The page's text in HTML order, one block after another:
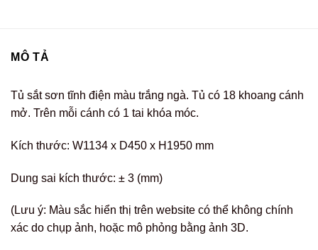
MÔ TẢ
Tủ sắt sơn tĩnh điện màu trắng ngà. Tủ có 18 khoang cánh
mở. Trên mỗi cánh có 1 tai khóa móc.
Kích thước: W1134 x D450 x H1950 mm
Dung sai kích thước: ± 3 (mm)
(Lưu ý: Màu sắc hiển thị trên website có thể không chính
xác do chụp ảnh, hoặc mô phỏng bằng ảnh 3D.